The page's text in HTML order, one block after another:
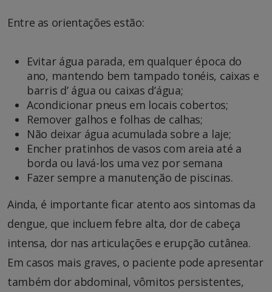
Entre as orientações estão:
Evitar água parada, em qualquer época do
ano, mantendo bem tampado tonéis, caixas e
barris d’ água ou caixas d’água;
Acondicionar pneus em locais cobertos;
Remover galhos e folhas de calhas;
Não deixar água acumulada sobre a laje;
Encher pratinhos de vasos com areia até a
borda ou lavá-los uma vez por semana
Fazer sempre a manutenção de piscinas.
Ainda, é importante ficar atento aos sintomas da
dengue, que incluem febre alta, dor de cabeça
intensa, dor nas articulações e erupção cutânea.
Em casos mais graves, o paciente pode apresentar
também dor abdominal, vômitos persistentes,